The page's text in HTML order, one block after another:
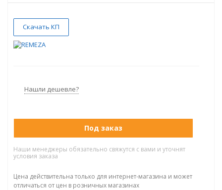
Скачать КП
Нашли дешевле?
Под заказ
Наши менеджеры обязательно свяжутся с вами и уточнят
условия заказа
Цена действительна только для интернет-магазина и может
отличаться от цен в розничных магазинах